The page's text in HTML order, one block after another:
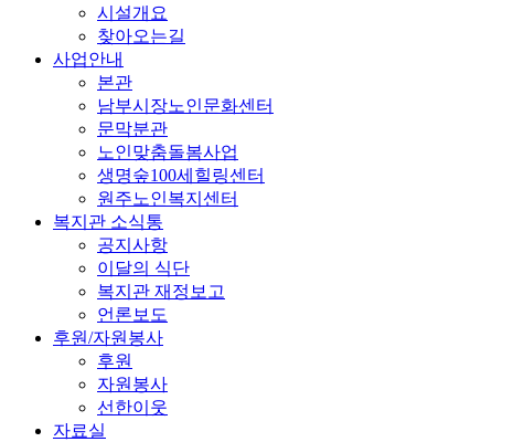
시설개요
찾아오는길
사업안내
본관
남부시장노인문화센터
문막분관
노인맞춤돌봄사업
생명숲100세힐링센터
원주노인복지센터
복지관 소식통
공지사항
이달의 식단
복지관 재정보고
언론보도
후원/자원봉사
후원
자원봉사
선한이웃
자료실